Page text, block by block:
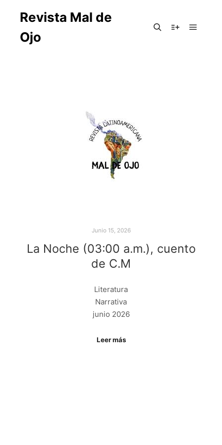
Revista Mal de
Ojo
Junio 15, 2026
La Noche (03:00 a.m.), cuento
de C.M
Literatura
Narrativa
junio 2026
Leer más